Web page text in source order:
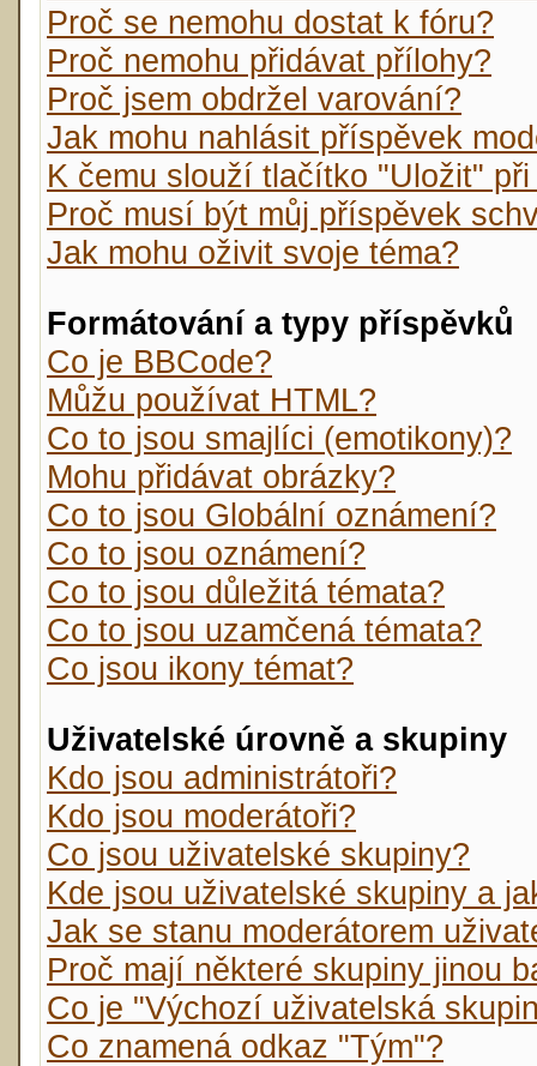
Proč se nemohu dostat k fóru?
Proč nemohu přidávat přílohy?
Proč jsem obdržel varování?
Jak mohu nahlásit příspěvek
K čemu slouží tlačítko "Uložit"
Proč musí být můj příspěvek
Jak mohu oživit svoje téma?
Formátování a typy příspěvků
Co je BBCode?
Můžu používat HTML?
Co to jsou smajlíci (emotikony)?
Mohu přidávat obrázky?
Co to jsou Globální oznámení?
Co to jsou oznámení?
Co to jsou důležitá témata?
Co to jsou uzamčená témata?
Co jsou ikony témat?
Uživatelské úrovně a skupiny
Kdo jsou administrátoři?
Kdo jsou moderátoři?
Co jsou uživatelské skupiny?
Kde jsou uživatelské skupiny a
Jak se stanu moderátorem
Proč mají některé skupiny jinou
Co je "Výchozí uživatelská
Co znamená odkaz "Tým"?